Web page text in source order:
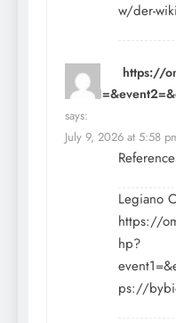
w/der-
https://
says:
July 9, 2026 at 5:58
Legiano
https://
hp?
ps://